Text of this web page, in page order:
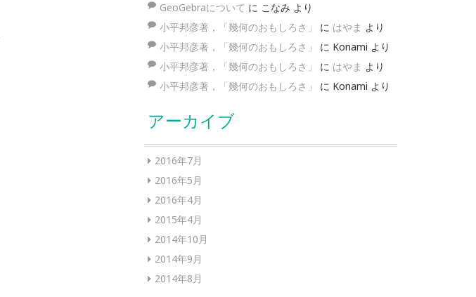
GeoGebraについて に こなみ より
小平邦彦著，「幾何のおもしろさ」
に はやま より
小平邦彦著，「幾何のおもしろさ」
に Konami より
小平邦彦著，「幾何のおもしろさ」
に はやま より
小平邦彦著，「幾何のおもしろさ」
に Konami より
アーカイブ
2016年7月
2016年5月
2016年4月
2015年4月
2014年10月
2014年9月
2014年8月